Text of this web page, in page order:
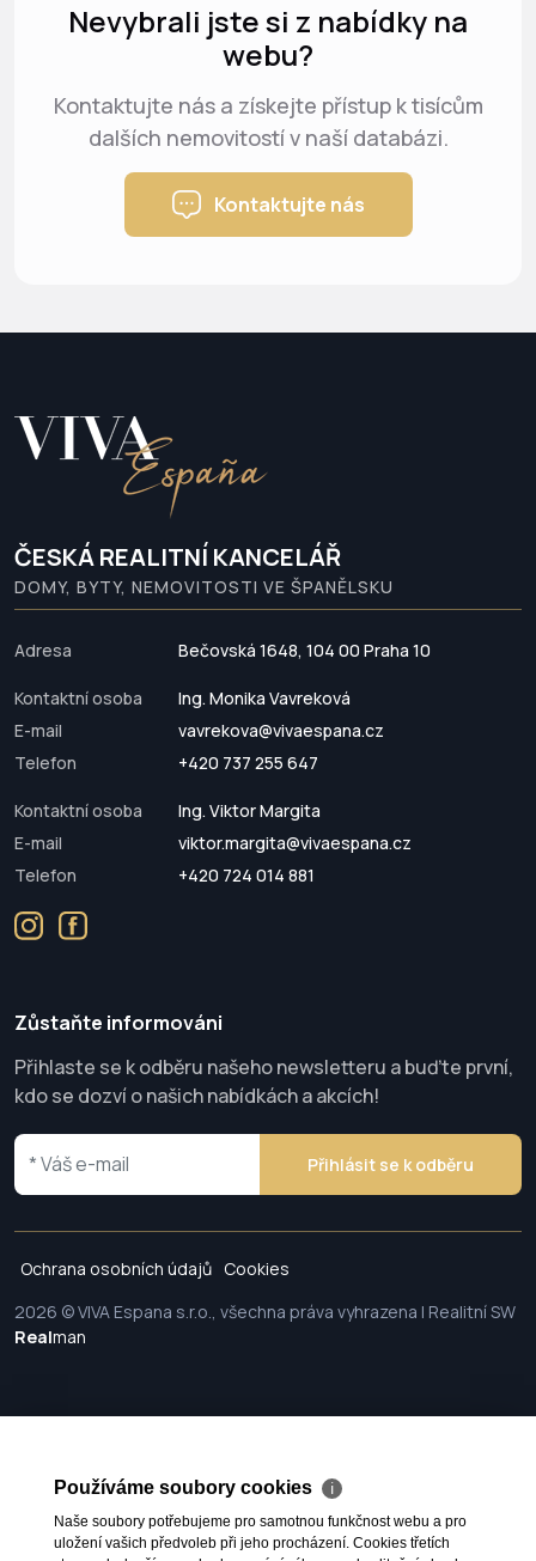
Nevybrali jste si z nabídky na
webu?
Kontaktujte nás a získejte přístup k tisícům
dalších nemovitostí v naší databázi.
Kontaktujte nás
ČESKÁ REALITNÍ KANCELÁŘ
DOMY, BYTY, NEMOVITOSTI VE ŠPANĚLSKU
Adresa Bečovská 1648, 104 00 Praha 10
Kontaktní osoba
Ing. Monika Vavreková
E-mail
vavrekova@vivaespana.cz
Telefon
+420 737 255 647
Kontaktní osoba
Ing. Viktor Margita
E-mail
viktor.margita@vivaespana.cz
Telefon
+420 724 014 881
Zůstaňte informováni
Přihlaste se k odběru našeho newsletteru a buďte první,
kdo se dozví o našich nabídkách a akcích!
Přihlásit se k odběru
Ochrana osobních údajů Cookies
2026 © VIVA Espana s.r.o., všechna práva vyhrazena | Realitní SW
Realman
Používáme soubory cookies ℹ
Naše soubory potřebujeme pro samotnou funkčnost webu a pro
uložení vašich předvoleb při jeho procházení. Cookies třetích